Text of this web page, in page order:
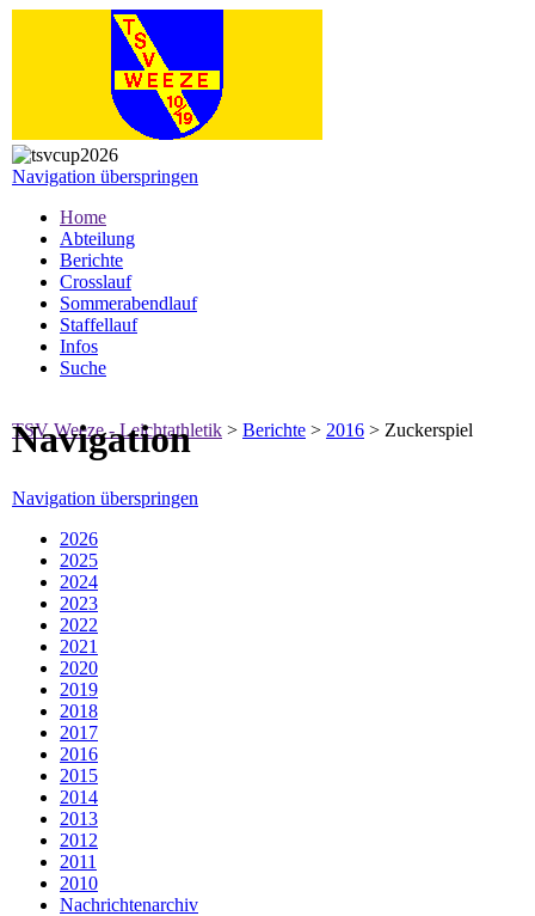
Navigation überspringen
Home
Abteilung
Berichte
Crosslauf
Sommerabendlauf
Staffellauf
Infos
Suche
TSV Weeze - Leichtathletik > Berichte > 2016 > Zuckerspiel
Navigation
Navigation überspringen
2026
2025
2024
2023
2022
2021
2020
2019
2018
2017
2016
2015
2014
2013
2012
2011
2010
Nachrichtenarchiv